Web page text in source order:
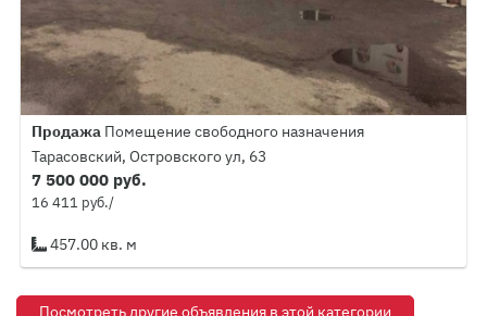
Продажа Помещение свободного назначения
Тарасовский, Островского ул, 63
7 500 000 руб.
16 411 руб./
457.00 кв. м
Посмотреть другие объявления в этой категории